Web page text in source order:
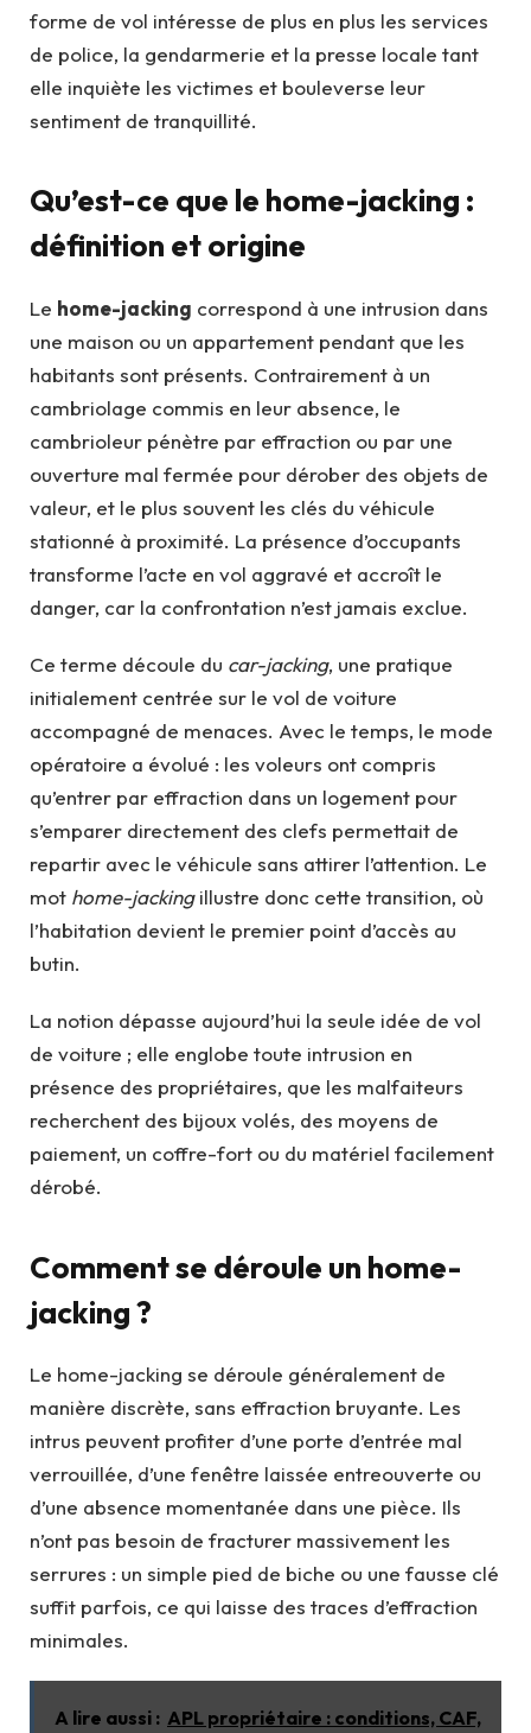
forme de vol intéresse de plus en plus les services
de police, la gendarmerie et la presse locale tant
elle inquiète les victimes et bouleverse leur
sentiment de tranquillité.
Qu’est-ce que le home-jacking :
définition et origine
Le home-jacking correspond à une intrusion dans
une maison ou un appartement pendant que les
habitants sont présents. Contrairement à un
cambriolage commis en leur absence, le
cambrioleur pénètre par effraction ou par une
ouverture mal fermée pour dérober des objets de
valeur, et le plus souvent les clés du véhicule
stationné à proximité. La présence d’occupants
transforme l’acte en vol aggravé et accroît le
danger, car la confrontation n’est jamais exclue.
Ce terme découle du car-jacking, une pratique
initialement centrée sur le vol de voiture
accompagné de menaces. Avec le temps, le mode
opératoire a évolué : les voleurs ont compris
qu’entrer par effraction dans un logement pour
s’emparer directement des clefs permettait de
repartir avec le véhicule sans attirer l’attention. Le
mot home-jackingillustre donc cette transition, où
l’habitation devient le premier point d’accès au
butin.
La notion dépasse aujourd’hui la seule idée de vol
de voiture ; elle englobe toute intrusion en
présence des propriétaires, que les malfaiteurs
recherchent des bijoux volés, des moyens de
paiement, un coffre-fort ou du matériel facilement
dérobé.
Comment se déroule un home-
jacking ?
Le home-jacking se déroule généralement de
manière discrète, sans effraction bruyante. Les
intrus peuvent profiter d’une porte d’entrée mal
verrouillée, d’une fenêtre laissée entreouverte ou
d’une absence momentanée dans une pièce. Ils
n’ont pas besoin de fracturer massivement les
serrures : un simple pied de biche ou une fausse clé
suffit parfois, ce qui laisse des traces d’effraction
minimales.
A lire aussi : APL propriétaire : conditions, CAF,